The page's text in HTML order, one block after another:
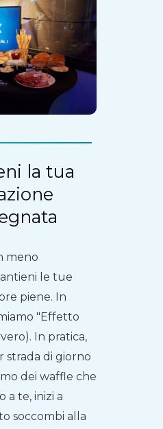
la tua
meno
le tue
piene. In
"Effetto
In pratica,
strada di giorno
dei waffle che
a te, inizi a
soccombi alla